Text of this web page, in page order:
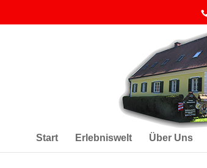
Start Erlebniswelt Über Uns